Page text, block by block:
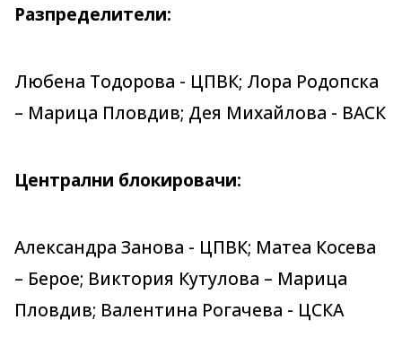
Разпределители:
Любена Тодорова - ЦПВК; Лора Родопска
– Марица Пловдив; Дея Михайлова - ВАСК
Централни блокировачи:
Александра Занова - ЦПВК; Матеа Косева
– Берое; Виктория Кутулова – Марица
Пловдив; Валентина Рогачева - ЦСКА